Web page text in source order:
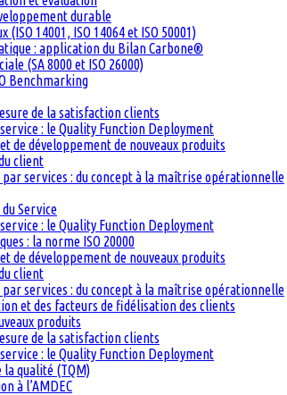
durable
14001, ISO 14064 et ISO 50001)
: application du Bilan Carbone®
(SA 8000 et ISO 26000)
Benchmarking
de la satisfaction clients
: le Quality Function Deployment
de développement de nouveaux produits
client
services : du concept à la maîtrise opérationnelle
Service
: le Quality Function Deployment
: la norme ISO 20000
de développement de nouveaux produits
client
services : du concept à la maîtrise opérationnelle
et des facteurs de fidélisation des clients
produits
de la satisfaction clients
: le Quality Function Deployment
la qualité (TQM)
à l’AMDEC